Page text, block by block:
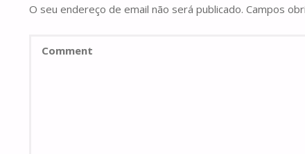
O seu endereço de email não será publicado. Campos